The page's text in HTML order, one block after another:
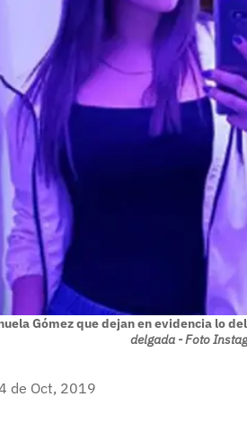
Gómez que dejan en evidencia lo
delgada - Foto
de Oct, 2019